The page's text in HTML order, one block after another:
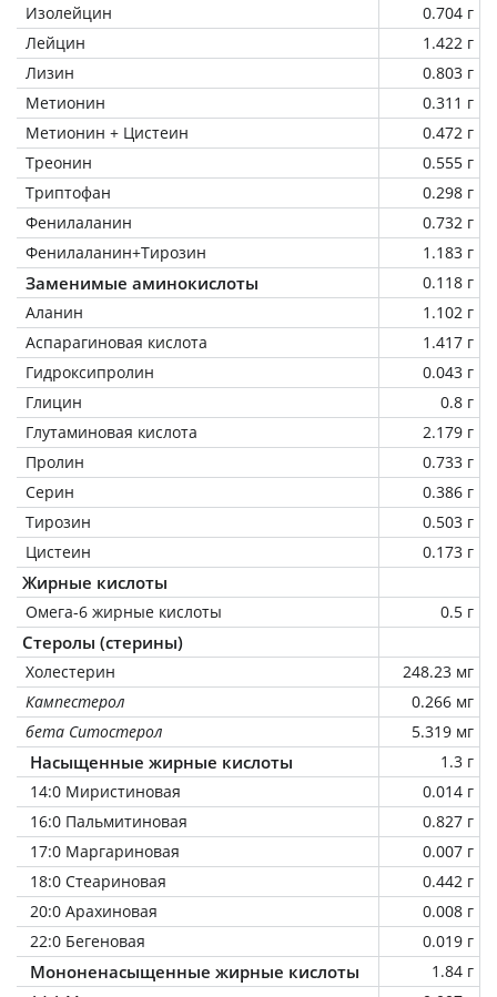
Изолейцин
0.704 г
Лейцин
1.422 г
Лизин
0.803 г
Метионин
0.311 г
Метионин + Цистеин
0.472 г
Треонин
0.555 г
Триптофан
0.298 г
Фенилаланин
0.732 г
Фенилаланин+Тирозин
1.183 г
Заменимые аминокислоты
0.118 г
Аланин
1.102 г
Аспарагиновая кислота
1.417 г
Гидроксипролин
0.043 г
Глицин
0.8 г
Глутаминовая кислота
2.179 г
Пролин
0.733 г
Серин
0.386 г
Тирозин
0.503 г
Цистеин
0.173 г
Жирные кислоты
Омега-6 жирные кислоты 0.5 г
Стеролы (стерины)
Холестерин
248.23 мг
Кампестерол
0.266 мг
бета Ситостерол
5.319 мг
Насыщенные жирные кислоты
1.3 г
14:0 Миристиновая
0.014 г
16:0 Пальмитиновая
0.827 г
17:0 Маргариновая
0.007 г
18:0 Стеариновая
0.442 г
20:0 Арахиновая
0.008 г
22:0 Бегеновая
0.019 г
Мононенасыщенные жирные кислоты
1.84 г